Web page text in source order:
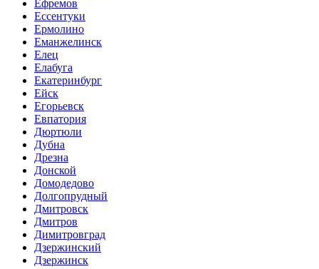
Ефремов
Ессентуки
Ермолино
Еманжелинск
Елец
Елабуга
Екатеринбург
Ейск
Егорьевск
Евпатория
Дюртюли
Дубна
Дрезна
Донской
Домодедово
Долгопрудный
Дмитровск
Дмитров
Димитровград
Дзержинский
Дзержинск